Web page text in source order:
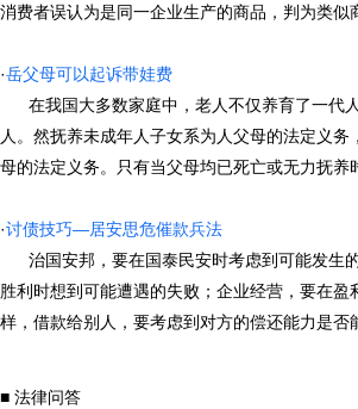
消费者误认为是同一企业生产的商品，判为类似
·岳父母可以起诉带娃费
在我国大多数家庭中，老人不仅养育了一代
人。然抚养未成年人子女系为人父母的法定义务
母的法定义务。只有当父母均已死亡或无力抚养
·讨债技巧—居安思危催款兵法
治国安邦，要在国泰民安时考虑到可能发生
胜利时想到可能遭遇的失败；企业经营，要在盈
样，借款给别人，要考虑到对方的偿还能力是否
■ 法律问答